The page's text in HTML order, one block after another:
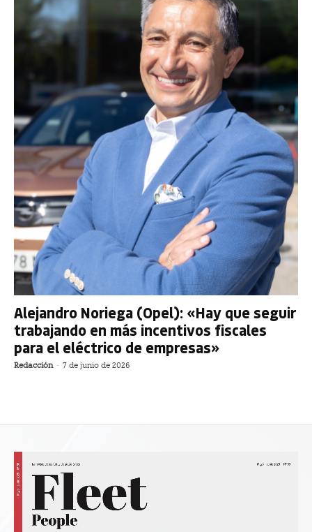
Alejandro Noriega (Opel): «Hay que seguir
trabajando en más incentivos fiscales
para el eléctrico de empresas»
Redacción - 7 de junio de 2026